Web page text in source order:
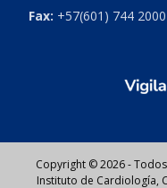
Fax: +57(601) 744 2000
Copyright © 2026 -
Instituto de Cardiología,